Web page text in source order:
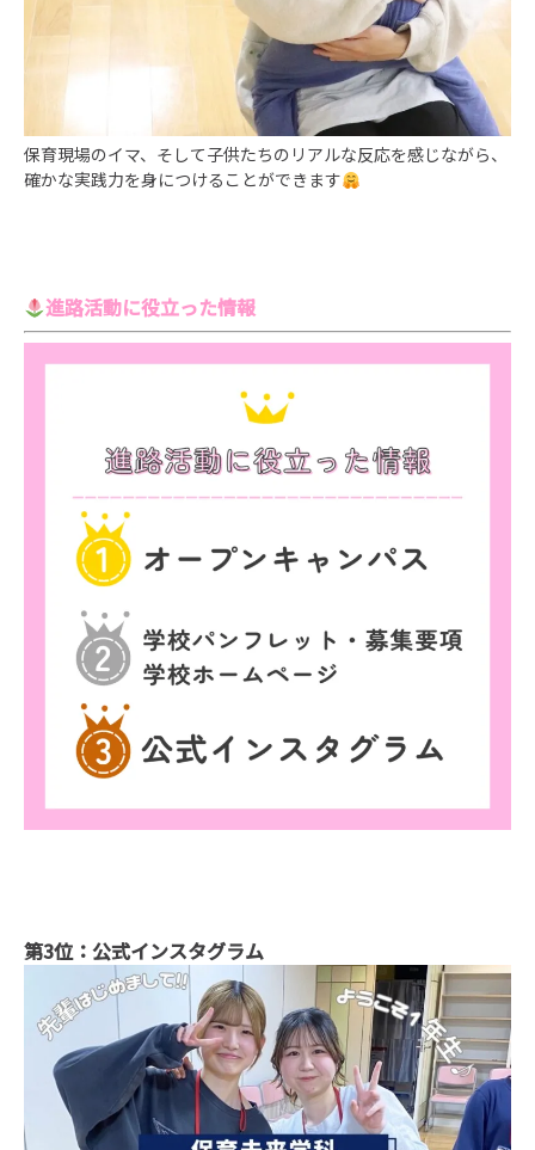
保育現場のイマ、そして子供たちのリアルな反応を感じながら、
確かな実践力を身につけることができます
進路活動に役立った情報
第3位：公式インスタグラム